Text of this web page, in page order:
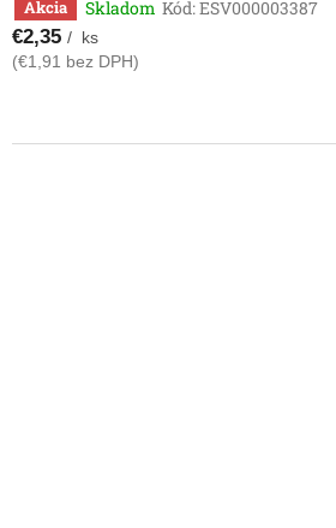
Akcia Skladom Kód:ESV000003387
€2,35 / ks
(€1,91 bez DPH)